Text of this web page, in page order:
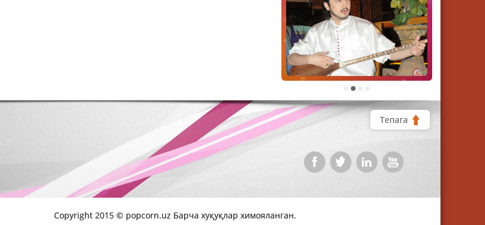
2
Тепага
Copyright 2015 © popcorn.uz Барча хуқуқлар химояланган.